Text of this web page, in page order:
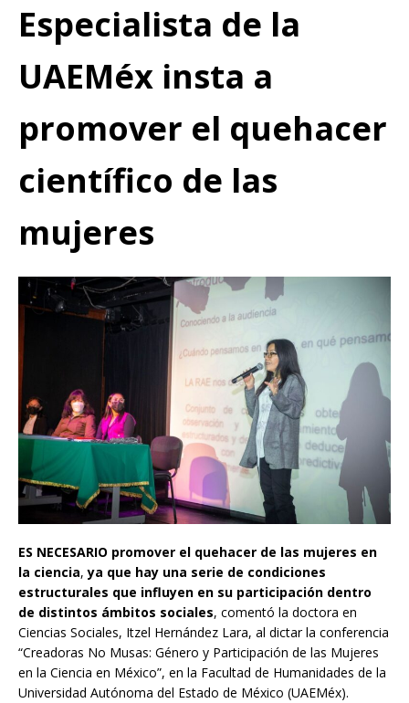
Especialista de la
UAEMéx insta a
promover el quehacer
científico de las
mujeres
ES NECESARIO promover el quehacer de las mujeres en
la ciencia,ya que hay una serie de condiciones
estructurales que influyen en su participación dentro
de distintos ámbitos sociales, comentó la doctora en
Ciencias Sociales, Itzel Hernández Lara, al dictar la conferencia
“Creadoras No Musas: Género y Participación de las Mujeres
en la Ciencia en México”, en la Facultad de Humanidades de la
Universidad Autónoma del Estado de México (UAEMéx).